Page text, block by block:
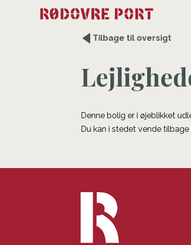
Tilbage til oversigt
Denne bolig er i øjeblikket
Du kan i stedet vende